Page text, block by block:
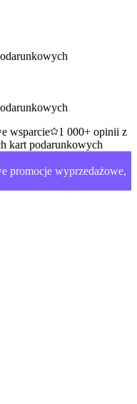
wsparcie
1 000+ opinii z
kart podarunkowych
promocje wyprzedażowe,